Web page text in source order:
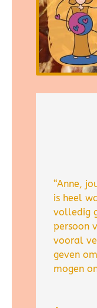
“Anne,
is heel
volledig
persoon
vooral
geven
mogen